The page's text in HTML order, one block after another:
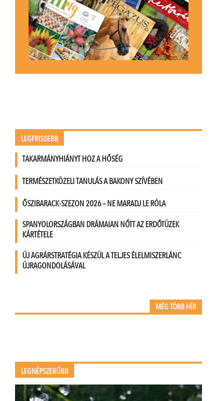
LEGFRISSEBB
TAKARMÁNYHIÁNYT HOZ A HŐSÉG
TERMÉSZETKÖZELI TANULÁS A BAKONY SZÍVÉBEN
ŐSZIBARACK-SZEZON 2026 – NE MARADJ LE RÓLA
SPANYOLORSZÁGBAN DRÁMAIAN NŐTT AZ ERDŐTÜZEK
KÁRTÉTELE
ÚJ AGRÁRSTRATÉGIA KÉSZÜL A TELJES ÉLELMISZERLÁNC
ÚJRAGONDOLÁSÁVAL
MÉG TÖBB HÍR
LEGNÉPSZERŰBB